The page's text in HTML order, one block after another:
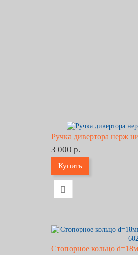
Ручка дивертора нерж
3 000 р.
Купить
Стопорное кольцо